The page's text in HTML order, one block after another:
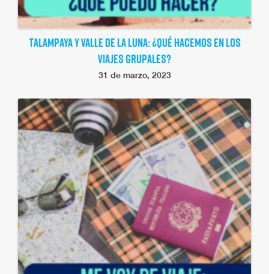
TALAMPAYA Y VALLE DE LA LUNA: ¿QUÉ HACEMOS EN LOS
VIAJES GRUPALES?
31 de marzo, 2023